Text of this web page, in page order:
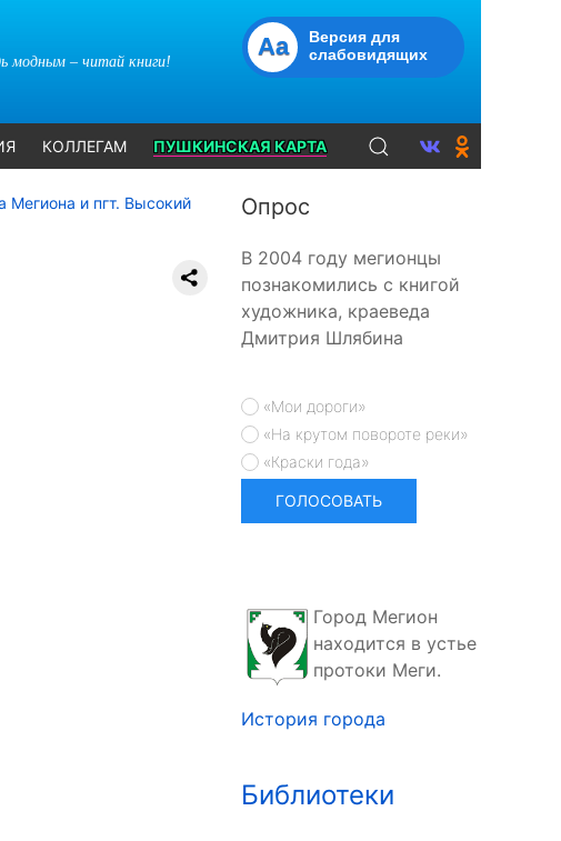
модным – читай книги!
Aa
Версия для
слабовидящих
КОЛЛЕГАМ ПУШКИНСКАЯ КАРТА
Мегиона и пгт. Высокий
Опрос
В 2004 году мегионцы
познакомились с книгой
художника, краеведа
Дмитрия Шлябина
«Мои дороги»
«На крутом повороте реки»
«Краски года»
Город Мегион
находится в устье
протоки Меги.
История города
Библиотеки